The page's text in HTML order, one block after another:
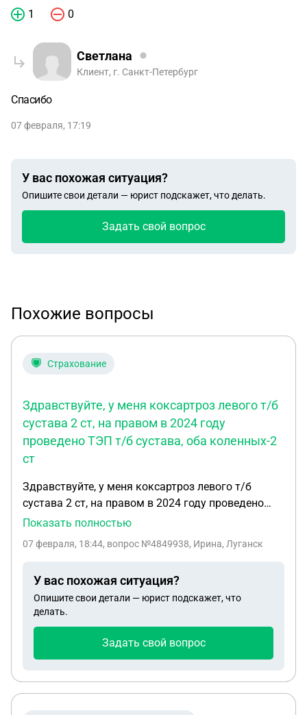
1 0
Светлана
Клиент, г. Санкт-Петербург
Спасибо
07 февраля, 17:19
У вас похожая ситуация?
Опишите свои детали — юрист подскажет, что делать.
Задать свой вопрос
Похожие вопросы
Страхование
Здравствуйте, у меня коксартроз левого т/б
сустава 2 ст, на правом в 2024 году
проведено ТЭП т/б сустава, оба коленных-2
ст
Здравствуйте, у меня коксартроз левого т/б
сустава 2 ст, на правом в 2024 году проведено
ТЭП т/б сустава, оба коленных-2 ст. гонартроза,
плечо-1 ст., полисегментарный остеохондроз
группу инвалидности? Заранее благодарна за
ответ!
Показать полностью
07 февраля, 18:44, вопрос №4849938, Ирина, Луганск
У вас похожая ситуация?
Опишите свои детали — юрист подскажет, что
делать.
Задать свой вопрос